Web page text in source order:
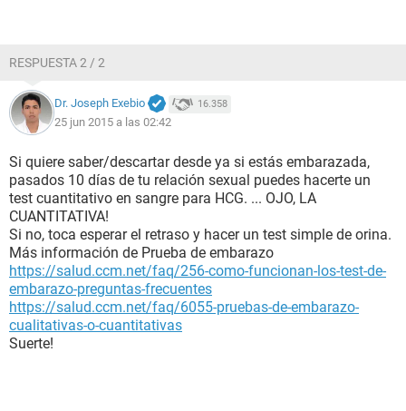
RESPUESTA 2 / 2
Dr. Joseph Exebio 16.358
25 jun 2015 a las 02:42
Si quiere saber/descartar desde ya si estás embarazada,
pasados 10 días de tu relación sexual puedes hacerte un
test cuantitativo en sangre para HCG. ... OJO, LA
CUANTITATIVA!
Si no, toca esperar el retraso y hacer un test simple de orina.
Más información de Prueba de embarazo
https://salud.ccm.net/faq/256-como-funcionan-los-test-de-
embarazo-preguntas-frecuentes
https://salud.ccm.net/faq/6055-pruebas-de-embarazo-
cualitativas-o-cuantitativas
Suerte!